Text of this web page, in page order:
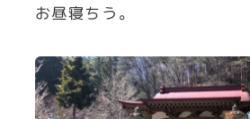
お昼寝ちう。